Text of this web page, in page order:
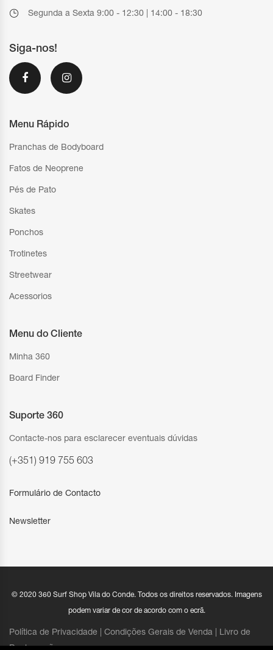
Segunda a Sexta 9:00 - 12:30 | 14:00 - 18:30
Siga-nos!
Menu Rápido
Pranchas de Bodyboard
Fatos de Neoprene
Pés de Pato
Skates
Ponchos
Trotinetes
Streetwear
Acessorios
Menu do Cliente
Minha 360
Board Finder
Suporte 360
Contacte-nos para esclarecer eventuais dúvidas
(+351) 919 755 603
Formulário de Contacto
Newsletter
© 2020 360 Surf Shop Vila do Conde. Todos os direitos reservados. Imagens
podem variar de cor de acordo com o ecrã.
Política de Privacidade | Condições Gerais de Venda
Livro de